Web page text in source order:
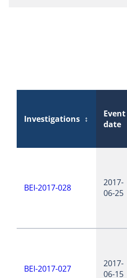
Investigations ↕
Event
date
BEI-2017-028
2017-
06-25
BEI-2017-027
2017-
06-15